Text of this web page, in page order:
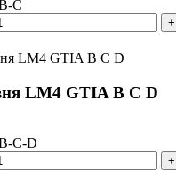
C
+
LM4 GTIA B C D
C-D
+